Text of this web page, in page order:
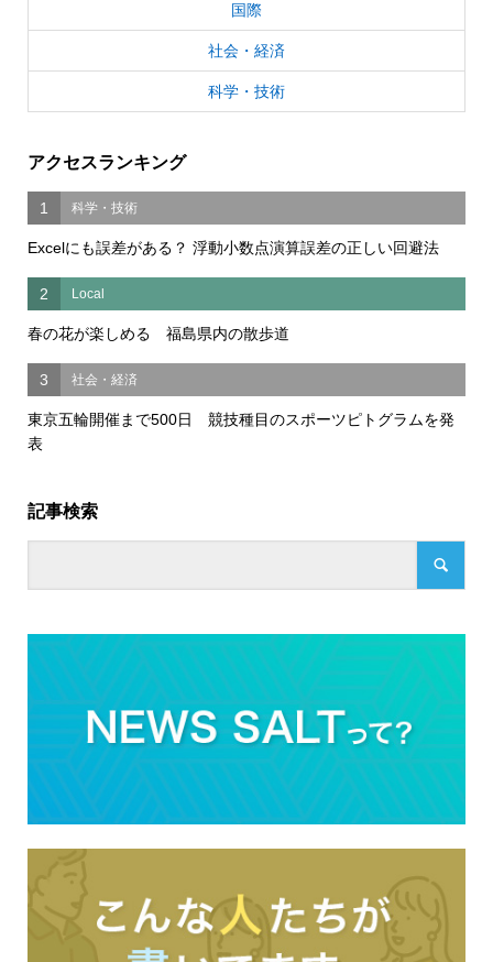
国際
社会・経済
科学・技術
アクセスランキング
1 科学・技術
Excelにも誤差がある？ 浮動小数点演算誤差の正しい回避法
2 Local
春の花が楽しめる 福島県内の散歩道
3 社会・経済
東京五輪開催まで500日 競技種目のスポーツピトグラムを発
表
記事検索